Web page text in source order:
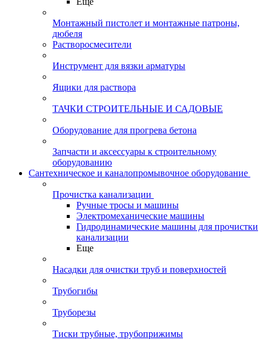
Монтажный пистолет и монтажные патроны,
дюбеля
Растворосмесители
Инструмент для вязки арматуры
Ящики для раствора
ТАЧКИ СТРОИТЕЛЬНЫЕ И САДОВЫЕ
Оборудование для прогрева бетона
Запчасти и аксессуары к строительному
оборудованию
Сантехническое и каналопромывочное оборудование
Прочистка канализации
Ручные тросы и машины
Электромеханические машины
Гидродинамические машины для прочистки
канализации
Еще
Насадки для очистки труб и поверхностей
Трубогибы
Труборезы
Тиски трубные, трубоприжимы